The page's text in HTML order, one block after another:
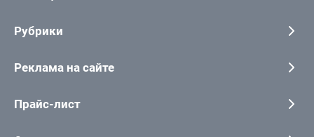
Рубрики
Реклама на сайте
Прайс-лист